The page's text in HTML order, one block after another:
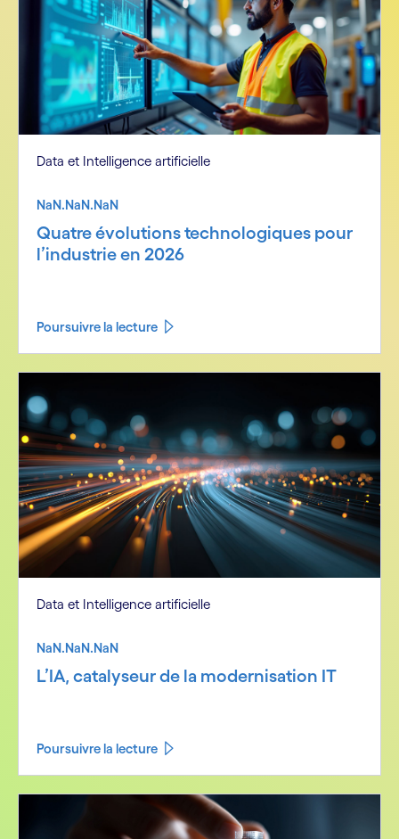
Data et Intelligence artificielle
NaN.NaN.NaN
Quatre évolutions technologiques pour
l’industrie en 2026
Poursuivre la lecture
Data et Intelligence artificielle
NaN.NaN.NaN
L’IA, catalyseur de la modernisation IT
Poursuivre la lecture